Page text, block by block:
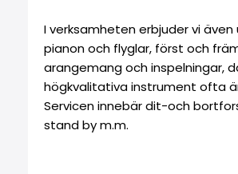
I verksamheten erbjuder vi även
pianon och flyglar, först och
arangemang och inspelningar,
högkvalitativa instrument ofta
Servicen innebär dit-och
stand by m.m.